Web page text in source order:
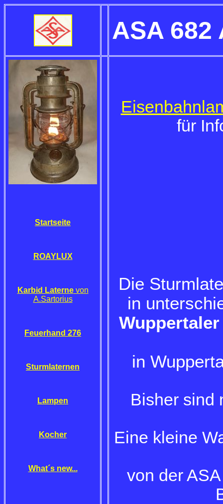
ASA
Startseite
ROAYLUX
Karbid Laternevon
A.Sartorius
Feuerhand 276
Sturmlaternen
Lampen
Kocher
What´s new...
für
Die
in
in
Bisher sind
Eine kleine
von der